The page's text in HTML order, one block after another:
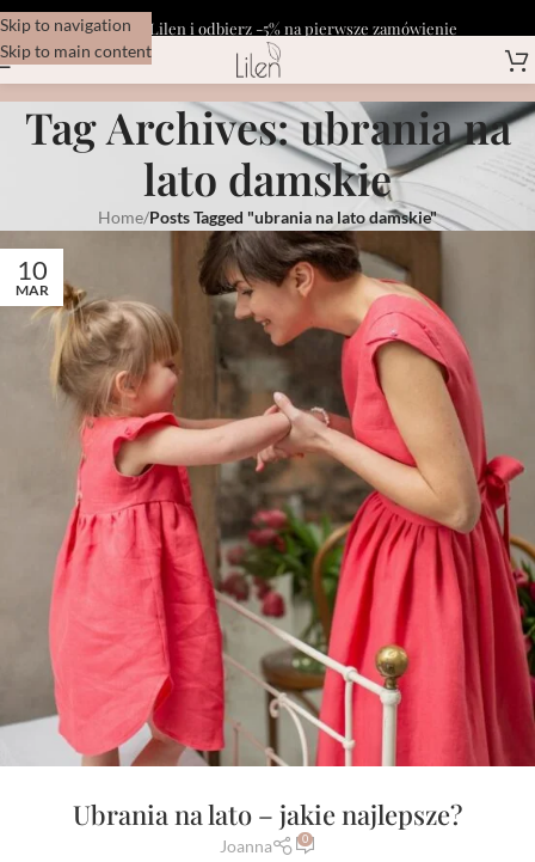
Skip to navigation
Skip to main content
Dołącz do Lilen i odbierz -5% na pierwsze zamówienie
Tag Archives: ubrania na
lato damskie
Home/Posts Tagged "ubrania na lato damskie"
10
MAR
Ubrania na lato – jakie najlepsze?
Joanna 0